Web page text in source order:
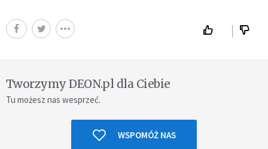
Tworzymy DEON.pl dla Ciebie
Tu możesz nas wesprzeć.
WSPOMÓŻ NAS